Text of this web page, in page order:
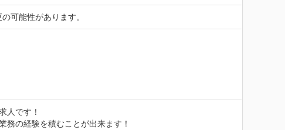
可能性があります。
人です！
の経験を積むことが出来ます！